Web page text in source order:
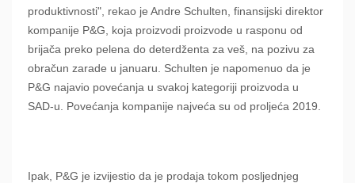
produktivnosti", rekao je Andre Schulten, finansijski direktor
kompanije P&G, koja proizvodi proizvode u rasponu od
brijača preko pelena do deterdženta za veš, na pozivu za
obračun zarade u januaru. Schulten je napomenuo da je
P&G najavio povećanja u svakoj kategoriji proizvoda u
SAD-u. Povećanja kompanije najveća su od proljeća 2019.
Ipak, P&G je izvijestio da je prodaja tokom posljednjeg